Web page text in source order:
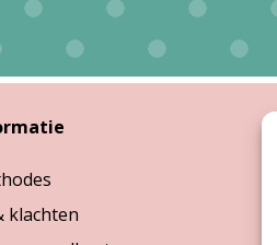
klachten